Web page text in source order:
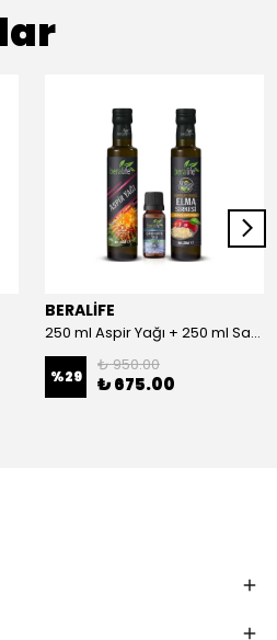
BERALİFE
250 ml Aspir Yağı + 250 ml Sandaloz Sakızlı Elma Sirkesi + 20 ml Çörek Otu Yağı
%29
₺ 950.00
₺ 675.00